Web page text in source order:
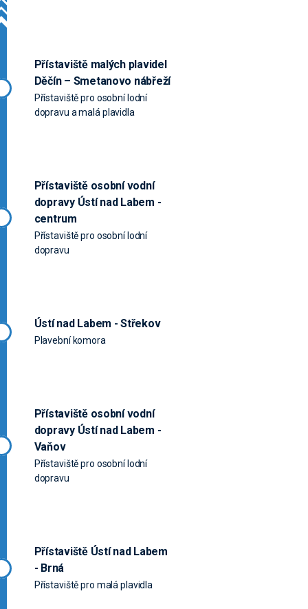
Přístaviště malých plavidel
Děčín – Smetanovo nábřeží
Přístaviště pro osobní lodní
dopravu a malá plavidla
Přístaviště osobní vodní
dopravy Ústí nad Labem -
centrum
Přístaviště pro osobní lodní
dopravu
Ústí nad Labem - Střekov
Plavební komora
Přístaviště osobní vodní
dopravy Ústí nad Labem -
Vaňov
Přístaviště pro osobní lodní
dopravu
Přístaviště Ústí nad Labem
- Brná
Přístaviště pro malá plavidla